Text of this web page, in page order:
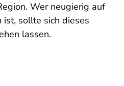
Wer neugierig auf
sollte sich dieses
lassen.